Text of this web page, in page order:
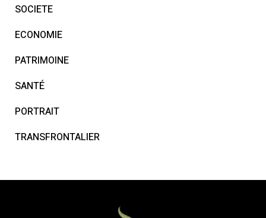
SOCIETE
ECONOMIE
PATRIMOINE
SANTÉ
PORTRAIT
TRANSFRONTALIER